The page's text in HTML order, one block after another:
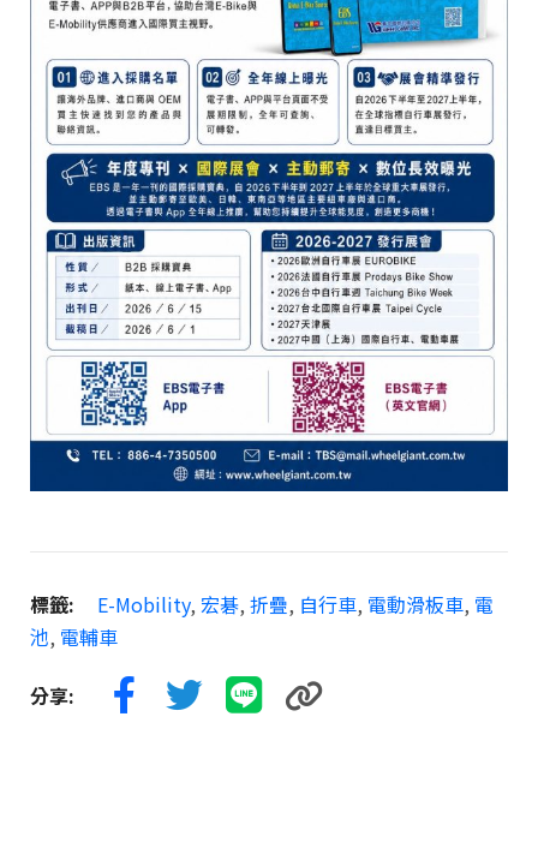
標籤: E-Mobility, 宏碁, 折疊, 自行車, 電動滑板車, 電
池, 電輔車
分享: